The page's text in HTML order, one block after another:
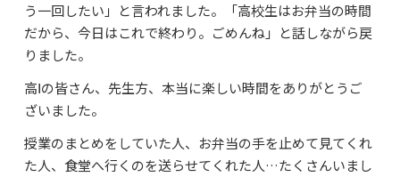
う一回したい」と言われました。「高校生はお弁当の時間
だから、今日はこれで終わり。ごめんね」と話しながら戻
りました。
高Ⅰの皆さん、先生方、本当に楽しい時間をありがとうご
ざいました。
授業のまとめをしていた人、お弁当の手を止めて見てくれ
た人、食堂へ行くのを送らせてくれた人…たくさんいまし